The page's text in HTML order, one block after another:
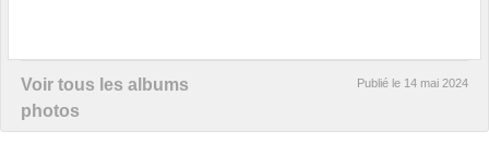
Voir tous les albums
photos
Publié le 14 mai 2024